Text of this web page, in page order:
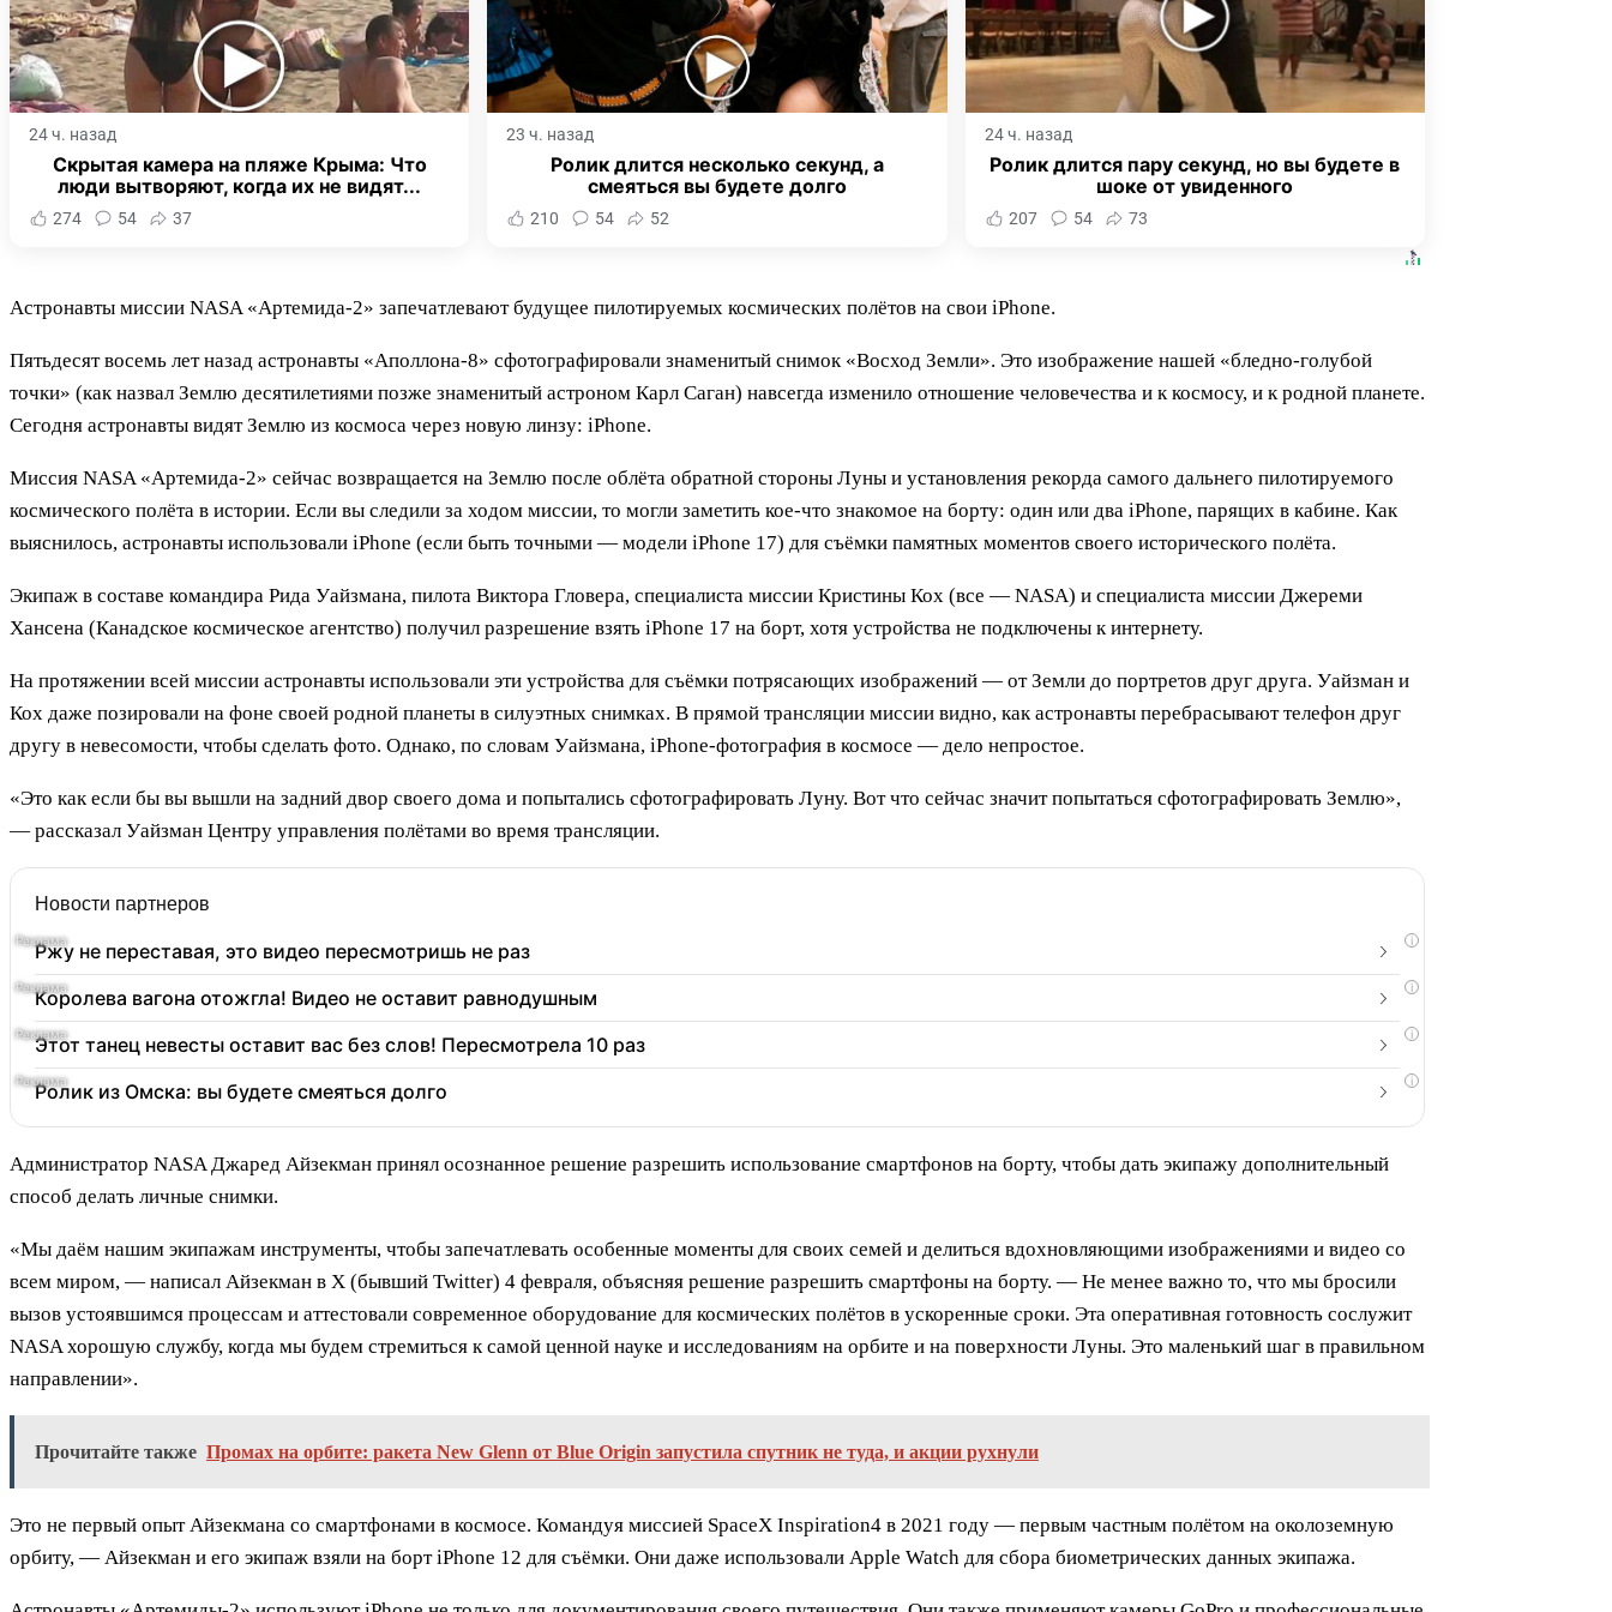
24 ч. назад
Скрытая камера на пляже Крыма: Что
люди вытворяют, когда их не видят...
274 54 37
23 ч. назад
Ролик длится несколько секунд, а
смеяться вы будете долго
210 54 52
24 ч. назад
Ролик длится пару секунд, но вы будете в
шоке от увиденного
207 54 73
Астронавты миссии NASA «Артемида-2» запечатлевают будущее пилотируемых космических полётов на свои iPhone.
Пятьдесят восемь лет назад астронавты «Аполлона-8» сфотографировали знаменитый снимок «Восход Земли». Это изображение нашей «бледно-голубой
точки» (как назвал Землю десятилетиями позже знаменитый астроном Карл Саган) навсегда изменило отношение человечества и к космосу, и к родной планете.
Сегодня астронавты видят Землю из космоса через новую линзу: iPhone.
Миссия NASA «Артемида-2» сейчас возвращается на Землю после облёта обратной стороны Луны и установления рекорда самого дальнего пилотируемого
космического полёта в истории. Если вы следили за ходом миссии, то могли заметить кое-что знакомое на борту: один или два iPhone, парящих в кабине. Как
выяснилось, астронавты использовали iPhone (если быть точными — модели iPhone 17) для съёмки памятных моментов своего исторического полёта.
Экипаж в составе командира Рида Уайзмана, пилота Виктора Гловера, специалиста миссии Кристины Кох (все — NASA) и специалиста миссии Джереми
Хансена (Канадское космическое агентство) получил разрешение взять iPhone 17 на борт, хотя устройства не подключены к интернету.
На протяжении всей миссии астронавты использовали эти устройства для съёмки потрясающих изображений — от Земли до портретов друг друга. Уайзман и
Кох даже позировали на фоне своей родной планеты в силуэтных снимках. В прямой трансляции миссии видно, как астронавты перебрасывают телефон друг
другу в невесомости, чтобы сделать фото. Однако, по словам Уайзмана, iPhone-фотография в космосе — дело непростое.
«Это как если бы вы вышли на задний двор своего дома и попытались сфотографировать Луну. Вот что сейчас значит попытаться сфотографировать Землю»,
— рассказал Уайзман Центру управления полётами во время трансляции.
Новости партнеров
i
Ржу не переставая, это видео пересмотришь не раз
i
Королева вагона отожгла! Видео не оставит равнодушным
i
Этот танец невесты оставит вас без слов! Пересмотрела 10 раз
i
Ролик из Омска: вы будете смеяться долго
Администратор NASA Джаред Айзекман принял осознанное решение разрешить использование смартфонов на борту, чтобы дать экипажу дополнительный
способ делать личные снимки.
«Мы даём нашим экипажам инструменты, чтобы запечатлевать особенные моменты для своих семей и делиться вдохновляющими изображениями и видео со
всем миром, — написал Айзекман в X (бывший Twitter) 4 февраля, объясняя решение разрешить смартфоны на борту. — Не менее важно то, что мы бросили
вызов устоявшимся процессам и аттестовали современное оборудование для космических полётов в ускоренные сроки. Эта оперативная готовность сослужит
NASA хорошую службу, когда мы будем стремиться к самой ценной науке и исследованиям на орбите и на поверхности Луны. Это маленький шаг в правильном
направлении».
Прочитайте также Промах на орбите: ракета New Glenn от Blue Origin запустила спутник не туда, и акции рухнули
Это не первый опыт Айзекмана со смартфонами в космосе. Командуя миссией SpaceX Inspiration4 в 2021 году — первым частным полётом на околоземную
орбиту, — Айзекман и его экипаж взяли на борт iPhone 12 для съёмки. Они даже использовали Apple Watch для сбора биометрических данных экипажа.